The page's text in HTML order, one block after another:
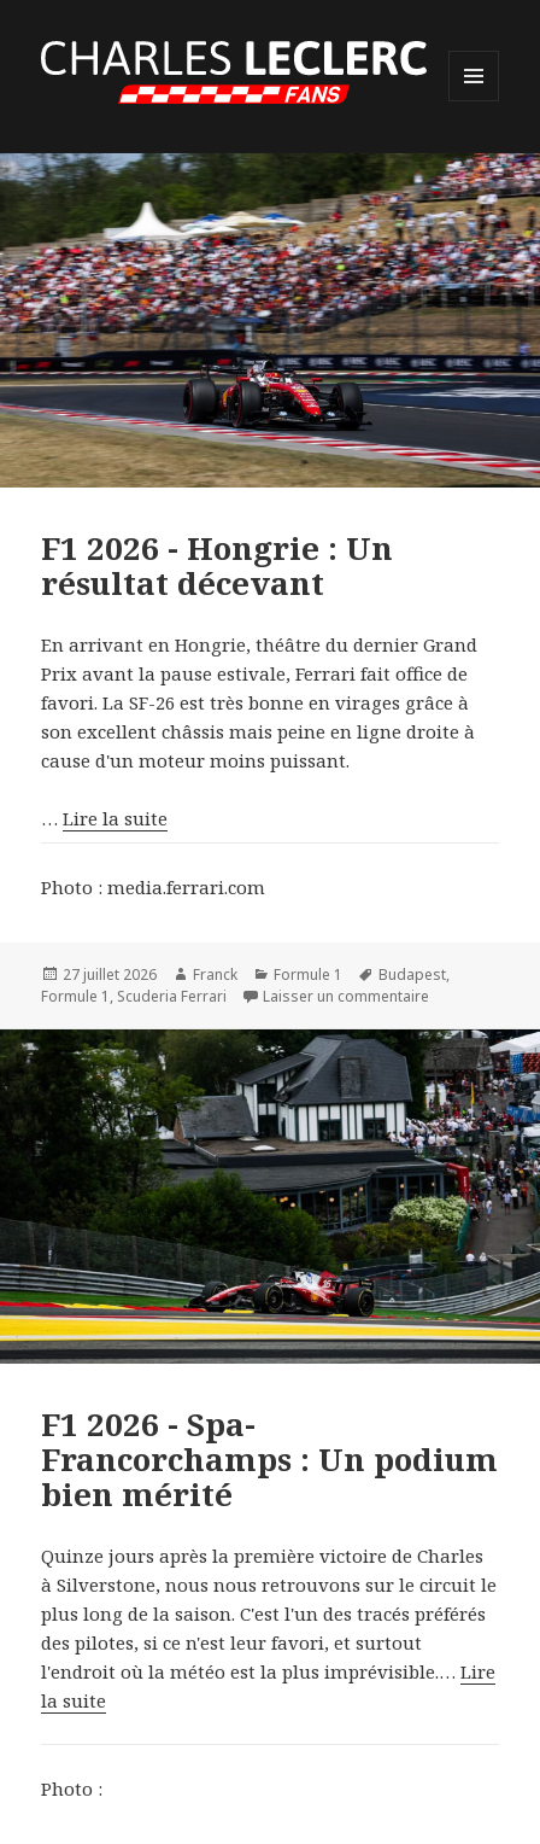
WIDGETS
F1 2026 - Hongrie : Un
résultat décevant
En arrivant en Hongrie, théâtre du dernier Grand
Prix avant la pause estivale, Ferrari fait office de
favori. La SF-26 est très bonne en virages grâce à
son excellent châssis mais peine en ligne droite à
cause d'un moteur moins puissant.
…Lire la suite
Photo : media.ferrari.com
Publié
le
27 juillet 2026 Auteur
Franck Catégories
Formule 1
Mots-
clés
Budapest,
Formule 1 , Scuderia Ferrari Laisser un commentaire
F1 2026 - Spa-
Francorchamps : Un podium
bien mérité
Quinze jours après la première victoire de Charles
à Silverstone, nous nous retrouvons sur le circuit le
plus long de la saison. C'est l'un des tracés préférés
des pilotes, si ce n'est leur favori, et surtout
l'endroit où la météo est la plus imprévisible.…Lire
la suite
Photo :